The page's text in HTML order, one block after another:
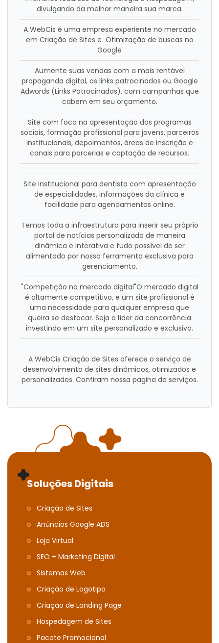
divulgando da melhor maneira sua marca.
A WebCis é uma empresa experiente no mercado
em Criação de Sites e Otimização de buscas no
Google
Aumente suas vendas com a mais rentável
propaganda digital, os links patrocinados ou Google
Adwords (Links Patrocinados), com campanhas que
cabem em seu orçamento.
Site com foco na apresentação dos programas
sociais, formação profissional para jovens, parceiros
institucionais, depoimentos, áreas de inscrição e
canais para parcerias e captação de recursos.
Site institucional para dentista com apresentação
de especialidades, informações da clínica e
facilidade para agendamentos online.
Temos toda a infraestrutura para inserir seu próprio
portal de notícias personalizado de maneira
dinâmica e interativa e tudo possível de ser
alimentado por nossa ferramenta exclusiva para
gerenciamento.
"Competição no mercado digital"O mercado digital
é altamente competitivo, e um site profissional é
uma necessidade para qualquer empresa que
queira se destacar. Seja o líder da concorrência
investindo em um site personalizado e exclusivo.
A WebCis Criação de Sites oferece o serviço de
desenvolvimento de sites dinâmicos, otimizados e
personalizados. Confiram nossa pagina de serviços.
Soluções Digitais
Criação de Sites
Anúncios Google ADS
Loja Virtual
SEO + Marketing Digital
Sistemas Web
Criação de Logotipo
Criação de Landing Page
Hospedagem de Sites
Pacote Promocional